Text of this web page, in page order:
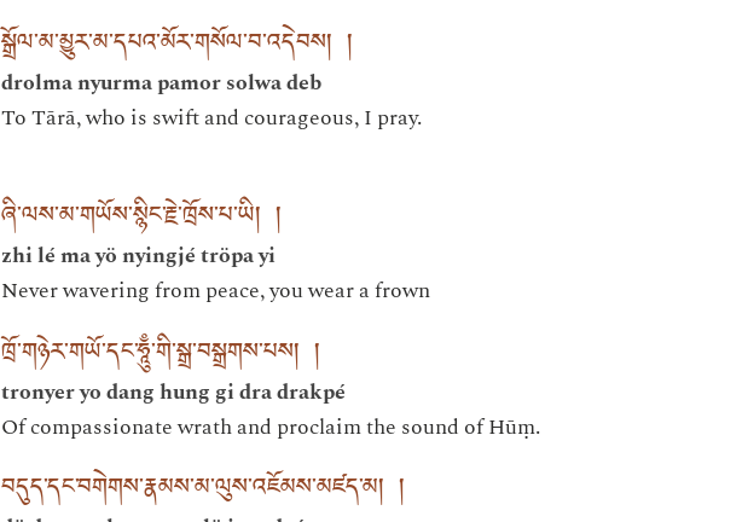
སྒྲོལ་མ་མྱུར་མ་དཔའ་མོར་གསོལ་བ་འདེབས། །
drolma nyurma pamor solwa deb
To Tārā, who is swift and courageous, I pray.
ཞི་ལས་མ་གཡོས་སྙིང་རྗེ་ཁྲོས་པ་ཡི། །
zhi lé ma yö nyingjé tröpa yi
Never wavering from peace, you wear a frown
ཁྲོ་གཉེར་གཡོ་དང་ཧཱུྃ་གི་སྒྲ་བསྒྲགས་པས། །
tronyer yo dang hung gi dra drakpé
Of compassionate wrath and proclaim the sound of Hūṃ.
བདུད་དང་བགེགས་རྣམས་མ་ལུས་འཇོམས་མཛད་མ། །